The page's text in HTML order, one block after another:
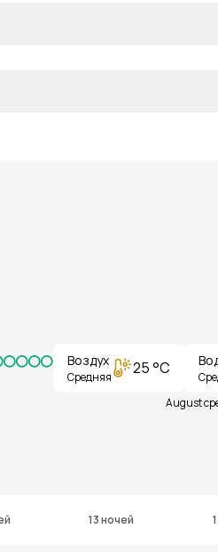
Воздух
Средняя 25 °C
August
13 ночей